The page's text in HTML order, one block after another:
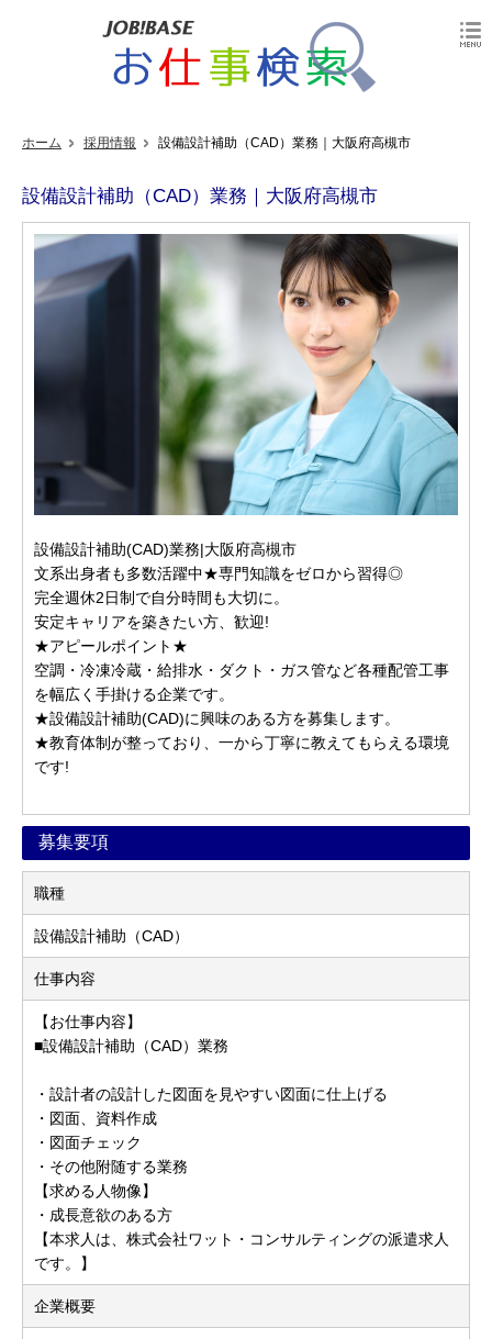
ホーム 採用情報 設備設計補助（CAD）業務｜大阪府高槻市
設備設計補助（CAD）業務｜大阪府高槻市
設備設計補助(CAD)業務|大阪府高槻市
文系出身者も多数活躍中★専門知識をゼロから習得◎
完全週休2日制で自分時間も大切に。
安定キャリアを築きたい方、歓迎!
★アピールポイント★
空調・冷凍冷蔵・給排水・ダクト・ガス管など各種配管工事
を幅広く手掛ける企業です。
★設備設計補助(CAD)に興味のある方を募集します。
★教育体制が整っており、一から丁寧に教えてもらえる環境
です!
募集要項
職種
設備設計補助（CAD）
仕事内容
【お仕事内容】
■設備設計補助（CAD）業務
・設計者の設計した図面を見やすい図面に仕上げる
・図面、資料作成
・図面チェック
・その他附随する業務
【求める人物像】
・成長意欲のある方
【本求人は、株式会社ワット・コンサルティングの派遣求人
です。】
企業概要